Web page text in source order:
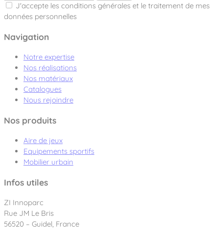
J'accepte les conditions générales et le traitement de mes
données personnelles
Navigation
Notre expertise
Nos réalisations
Nos matériaux
Catalogues
Nous rejoindre
Nos produits
Aire de jeux
Equipements sportifs
Mobilier urbain
Infos utiles
ZI Innoparc
Rue JM Le Bris
56520 – Guidel, France